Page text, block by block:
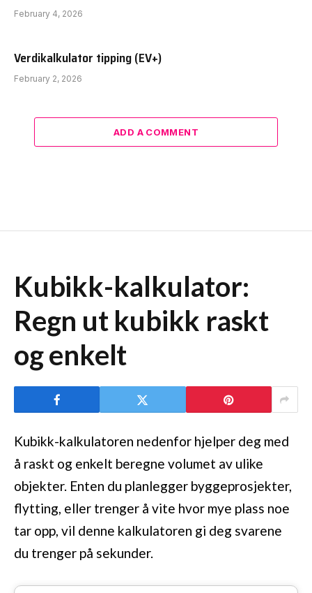
February 4, 2026
Verdikalkulator tipping (EV+)
February 2, 2026
ADD A COMMENT
Kubikk-kalkulator:
Regn ut kubikk raskt
og enkelt
Kubikk-kalkulatoren nedenfor hjelper deg med
å raskt og enkelt beregne volumet av ulike
objekter. Enten du planlegger byggeprosjekter,
flytting, eller trenger å vite hvor mye plass noe
tar opp, vil denne kalkulatoren gi deg svarene
du trenger på sekunder.